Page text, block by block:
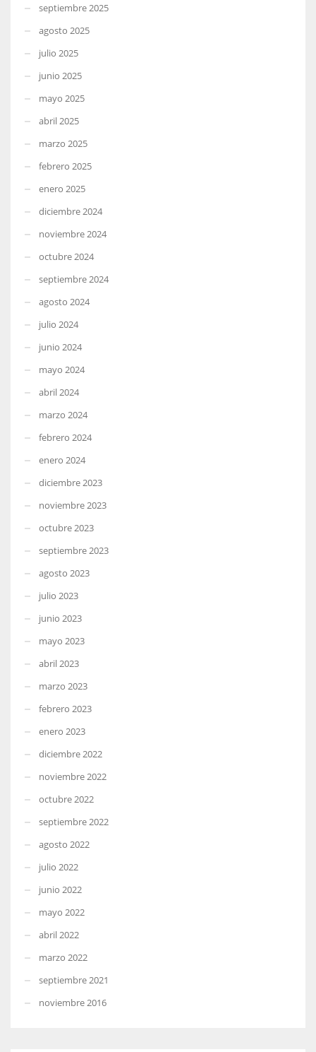
septiembre 2025
agosto 2025
julio 2025
junio 2025
mayo 2025
abril 2025
marzo 2025
febrero 2025
enero 2025
diciembre 2024
noviembre 2024
octubre 2024
septiembre 2024
agosto 2024
julio 2024
junio 2024
mayo 2024
abril 2024
marzo 2024
febrero 2024
enero 2024
diciembre 2023
noviembre 2023
octubre 2023
septiembre 2023
agosto 2023
julio 2023
junio 2023
mayo 2023
abril 2023
marzo 2023
febrero 2023
enero 2023
diciembre 2022
noviembre 2022
octubre 2022
septiembre 2022
agosto 2022
julio 2022
junio 2022
mayo 2022
abril 2022
marzo 2022
septiembre 2021
noviembre 2016